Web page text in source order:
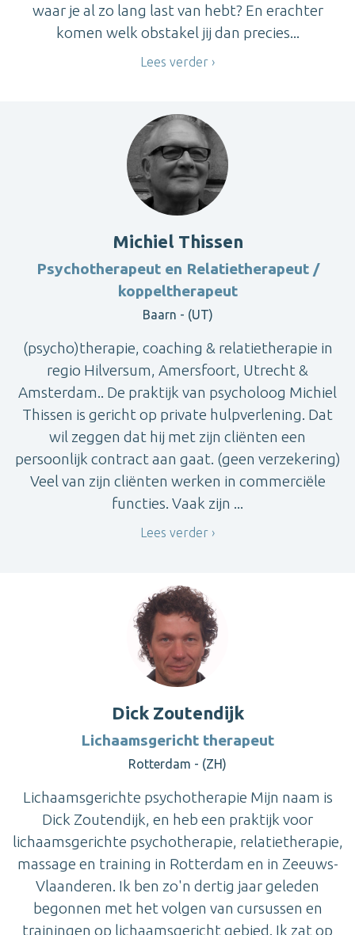
waar je al zo lang last van hebt? En erachter
komen welk obstakel jij dan precies...
Lees verder
Michiel Thissen
Psychotherapeut en Relatietherapeut /
koppeltherapeut
Baarn - (UT)
(psycho)therapie, coaching & relatietherapie in
regio Hilversum, Amersfoort, Utrecht &
Amsterdam.. De praktijk van psycholoog Michiel
Thissen is gericht op private hulpverlening. Dat
wil zeggen dat hij met zijn cliënten een
persoonlijk contract aan gaat. (geen verzekering)
Veel van zijn cliënten werken in commerciële
functies. Vaak zijn ...
Lees verder
Dick Zoutendijk
Lichaamsgericht therapeut
Rotterdam - (ZH)
Lichaamsgerichte psychotherapie Mijn naam is
Dick Zoutendijk, en heb een praktijk voor
lichaamsgerichte psychotherapie, relatietherapie,
massage en training in Rotterdam en in Zeeuws-
Vlaanderen. Ik ben zo'n dertig jaar geleden
begonnen met het volgen van cursussen en
trainingen op lichaamsgericht gebied. Ik zat op